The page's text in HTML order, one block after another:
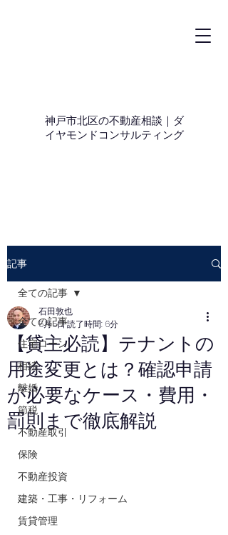
神戸市北区の不動産相談｜ダ
イヤモンドコンサルティング
記事
全ての記事
住宅ローン
相続
離婚
節税
不動産取引
保険
不動産投資
建築・工事・リフォーム
賃貸管理
全ての記事
【貸主必読】テナントの
用途変更とは？確認申請
が必要なケース・費用・
罰則まで徹底解説
石田敦也
5月5日読了時間: 6分